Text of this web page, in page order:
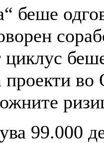
беше
циклус
во
99.000